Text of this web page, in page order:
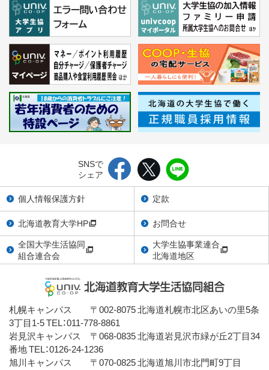
SNSで
シェア
個人情報保護方針
定款
北海道教育大学HP
お問合せ
全国大学生活協同
組合連合会
大学生協事業連合
北海道地区
札幌キャンパス 〒002-8075 北海道札幌市北区あいの里5条
3丁目1-5 TEL：011-778-8861
岩見沢キャンパス 〒068-0835 北海道岩見沢市緑が丘2丁目34
番地 TEL：0126-24-1236
旭川キャンパス 〒070-0825 北海道旭川市北門町9丁目